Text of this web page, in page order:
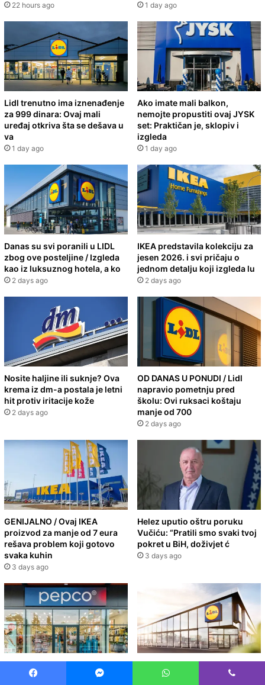
22 hours ago 1 day ago
Lidl trenutno ima iznenađenje
za 999 dinara: Ovaj mali
uređaj otkriva šta se dešava u
va
1 day ago
Ako imate mali balkon,
nemojte propustiti ovaj JYSK
set: Praktičan je, sklopiv i
izgleda
1 day ago
Danas su svi poranili u LIDL
zbog ove posteljine / Izgleda
kao iz luksuznog hotela, a ko
2 days ago
IKEA predstavila kolekciju za
jesen 2026. i svi pričaju o
jednom detalju koji izgleda lu
2 days ago
Nosite haljine ili suknje? Ova
krema iz dm-a postala je letni
hit protiv iritacije kože
2 days ago
OD DANAS U PONUDI / Lidl
napravio pometnju pred
školu: Ovi ruksaci koštaju
manje od 700
2 days ago
GENIJALNO / Ovaj IKEA
proizvod za manje od 7 eura
rešava problem koji gotovo
svaka kuhin
3 days ago
Helez uputio oštru poruku
Vučiću: “Pratili smo svaki tvoj
pokret u BiH, doživjet ć
3 days ago
Pepco predstavio Creamy
Autumn: Dekoracije koje će
LIDL sve oduševio novim
katalogom – Ovi uređaji i